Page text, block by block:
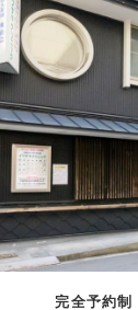
完全予約制